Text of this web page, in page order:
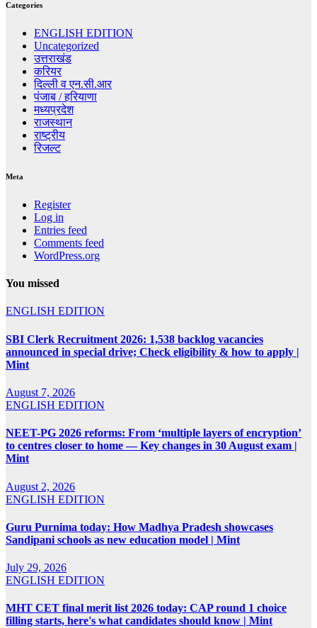
Categories
ENGLISH EDITION
Uncategorized
उत्तराखंड
करियर
दिल्ली व एन.सी.आर
पंजाब / हरियाणा
मध्यप्रदेश
राजस्थान
राष्ट्रीय
रिजल्ट
Meta
Register
Log in
Entries feed
Comments feed
WordPress.org
You missed
ENGLISH EDITION
SBI Clerk Recruitment 2026: 1,538 backlog vacancies
announced in special drive; Check eligibility & how to apply |
Mint
August 7, 2026
ENGLISH EDITION
NEET-PG 2026 reforms: From ‘multiple layers of encryption’
to centres closer to home — Key changes in 30 August exam |
Mint
August 2, 2026
ENGLISH EDITION
Guru Purnima today: How Madhya Pradesh showcases
Sandipani schools as new education model | Mint
July 29, 2026
ENGLISH EDITION
MHT CET final merit list 2026 today: CAP round 1 choice
filling starts, here's what candidates should know | Mint